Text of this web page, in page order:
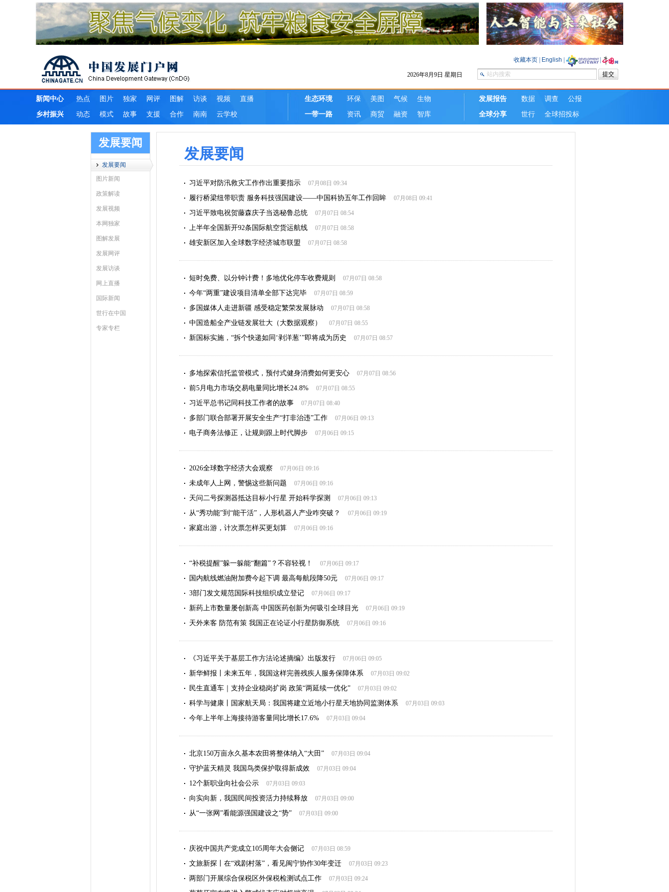
发展要闻
发展要闻
图片新闻
政策解读
发展视频
本网独家
图解发展
发展网评
发展访谈
网上直播
国际新闻
世行在中国
专家专栏
发展要闻
习近平对防汛救灾工作作出重要指示 07月08日 09:34
履行桥梁纽带职责 服务科技强国建设——中国科协五年工作回眸 07月08日 09:41
习近平致电祝贺藤森庆子当选秘鲁总统 07月07日 08:54
上半年全国新开92条国际航空货运航线 07月07日 08:58
雄安新区加入全球数字经济城市联盟 07月07日 08:58
短时免费、以分钟计费！多地优化停车收费规则 07月07日 08:58
今年“两重”建设项目清单全部下达完毕 07月07日 08:59
多国媒体人走进新疆 感受稳定繁荣发展脉动 07月07日 08:58
中国造船全产业链发展壮大（大数据观察） 07月07日 08:55
新国标实施，“拆个快递如同‘剥洋葱’”即将成为历史 07月07日 08:57
多地探索信托监管模式，预付式健身消费如何更安心 07月07日 08:56
前5月电力市场交易电量同比增长24.8% 07月07日 08:55
习近平总书记同科技工作者的故事 07月07日 08:40
多部门联合部署开展安全生产“打非治违”工作 07月06日 09:13
电子商务法修正，让规则跟上时代脚步 07月06日 09:15
2026全球数字经济大会观察 07月06日 09:16
未成年人上网，警惕这些新问题 07月06日 09:16
天问二号探测器抵达目标小行星 开始科学探测 07月06日 09:13
从“秀功能”到“能干活”，人形机器人产业咋突破？ 07月06日 09:19
家庭出游，计次票怎样买更划算 07月06日 09:16
“补税提醒”躲一躲能“翻篇”？不容轻视！ 07月06日 09:17
国内航线燃油附加费今起下调 最高每航段降50元 07月06日 09:17
3部门发文规范国际科技组织成立登记 07月06日 09:17
新药上市数量屡创新高 中国医药创新为何吸引全球目光 07月06日 09:19
天外来客 防范有策 我国正在论证小行星防御系统 07月06日 09:16
《习近平关于基层工作方法论述摘编》出版发行 07月06日 09:05
新华鲜报丨未来五年，我国这样完善残疾人服务保障体系 07月03日 09:02
民生直通车｜支持企业稳岗扩岗 政策“两延续一优化” 07月03日 09:02
科学与健康丨国家航天局：我国将建立近地小行星天地协同监测体系 07月03日 09:03
今年上半年上海接待游客量同比增长17.6% 07月03日 09:04
北京150万亩永久基本农田将整体纳入“大田” 07月03日 09:04
守护蓝天精灵 我国鸟类保护取得新成效 07月03日 09:04
12个新职业向社会公示 07月03日 09:03
向实向新，我国民间投资活力持续释放 07月03日 09:00
从“一张网”看能源强国建设之“势” 07月03日 09:00
庆祝中国共产党成立105周年大会侧记 07月03日 08:59
文旅新探丨在“戏剧村落”，看见闽宁协作30年变迁 07月03日 09:23
两部门开展综合保税区外保税检测试点工作 07月03日 09:24